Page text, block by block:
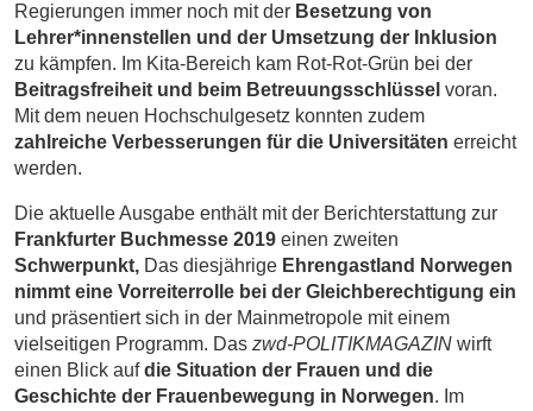
Regierungen immer noch mit der Besetzung von
Lehrer*innenstellen und der Umsetzung der Inklusion
zu kämpfen. Im Kita-Bereich kam Rot-Rot-Grün bei der
Beitragsfreiheit und beim Betreuungsschlüssel voran.
Mit dem neuen Hochschulgesetz konnten zudem
zahlreiche Verbesserungen für die Universitäten erreicht
werden.
Die aktuelle Ausgabe enthält mit der Berichterstattung zur
Frankfurter Buchmesse 2019 einen zweiten
Schwerpunkt, Das diesjährige Ehrengastland Norwegen
nimmt eine Vorreiterrolle bei der Gleichberechtigung ein
und präsentiert sich in der Mainmetropole mit einem
vielseitigen Programm. Das zwd-POLITIKMAGAZIN wirft
einen Blick aufdie Situation der Frauen und die
Geschichte der Frauenbewegung in Norwegen. Im